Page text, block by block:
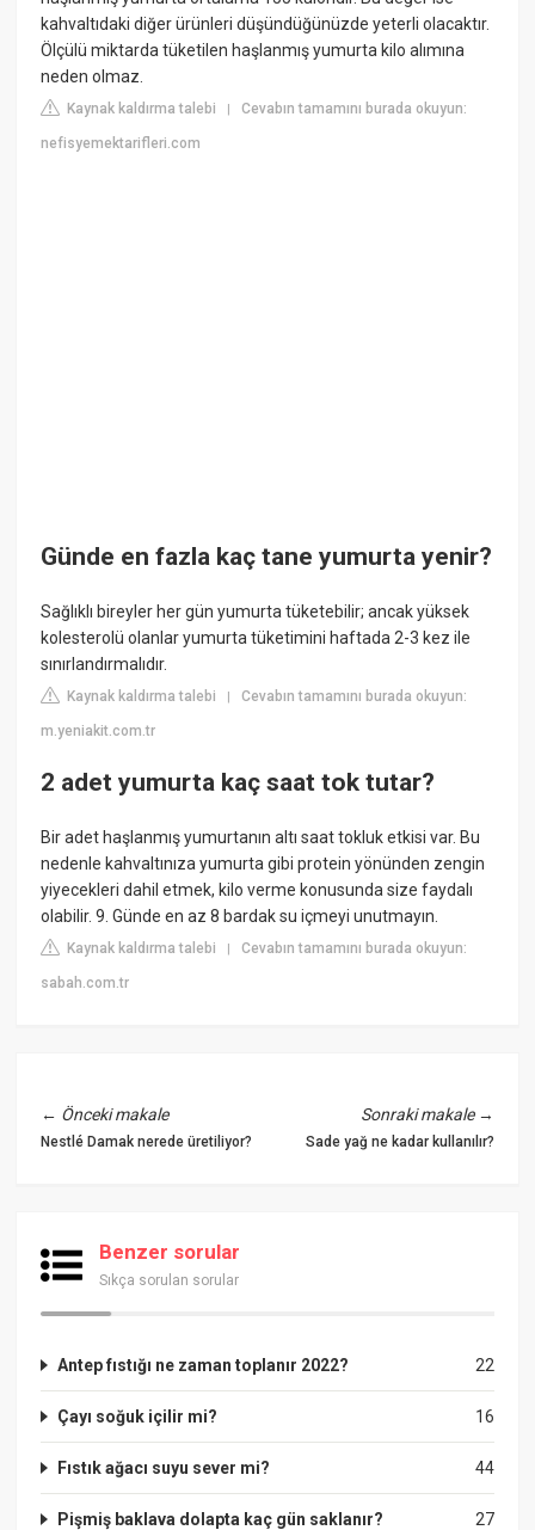
kahvaltıdaki diğer ürünleri düşündüğünüzde yeterli olacaktır.
Ölçülü miktarda tüketilen haşlanmış yumurta kilo alımına
neden olmaz.
Kaynak kaldırma talebi |Cevabın tamamını burada okuyun:
nefisyemektarifleri.com
Günde en fazla kaç tane yumurta yenir?
Sağlıklı bireyler her gün yumurta tüketebilir; ancak yüksek
kolesterolü olanlar yumurta tüketimini haftada 2-3 kez ile
sınırlandırmalıdır.
Kaynak kaldırma talebi |Cevabın tamamını burada okuyun:
m.yeniakit.com.tr
2 adet yumurta kaç saat tok tutar?
Bir adet haşlanmış yumurtanın altı saat tokluk etkisi var. Bu
nedenle kahvaltınıza yumurta gibi protein yönünden zengin
yiyecekleri dahil etmek, kilo verme konusunda size faydalı
olabilir. 9. Günde en az 8 bardak su içmeyi unutmayın.
Kaynak kaldırma talebi |Cevabın tamamını burada okuyun:
sabah.com.tr
← Önceki makale
Nestlé Damak nerede üretiliyor?
Sonraki makale→
Sade yağ ne kadar kullanılır?
Benzer sorular
Sıkça sorulan sorular
22
Antep fıstığı ne zaman toplanır 2022?
16
Çayı soğuk içilir mi?
44
Fıstık ağacı suyu sever mi?
27
Pişmiş baklava dolapta kaç gün saklanır?